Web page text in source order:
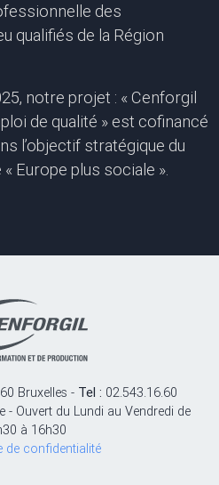
des
qualifiés de la Région
notre projet : « Cenforgil
de qualité » est cofinancé
l’objectif stratégique du
Europe plus sociale ».
Bruxelles - Tel : 02.543.16.60
- Ouvert du Lundi au Vendredi de
à 16h30
de confidentialité